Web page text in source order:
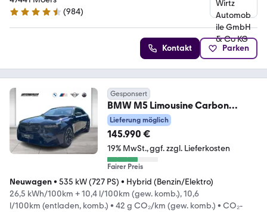
4.4 Sterne
(984)
Kontakt Parken
Gesponsert
BMW M5 Limousine Carbon
Bremse, 0,5% Versteuerung!
Lieferung möglich
145.990 €
19% MwSt. ggf. zzgl. Lieferkosten
Fairer Preis
Neuwagen• 535 kW (727 PS) • Hybrid (Benzin/Elektro)
26,5 kWh/100km + 10,4 l/100km (gew. komb.), 10,6
l/100km (entladen, komb.) • 42 g CO₂/km (gew. komb.) • CO₂-